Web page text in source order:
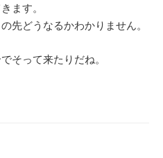
ます。
どうなるかわかりません。
そって来たりだね。